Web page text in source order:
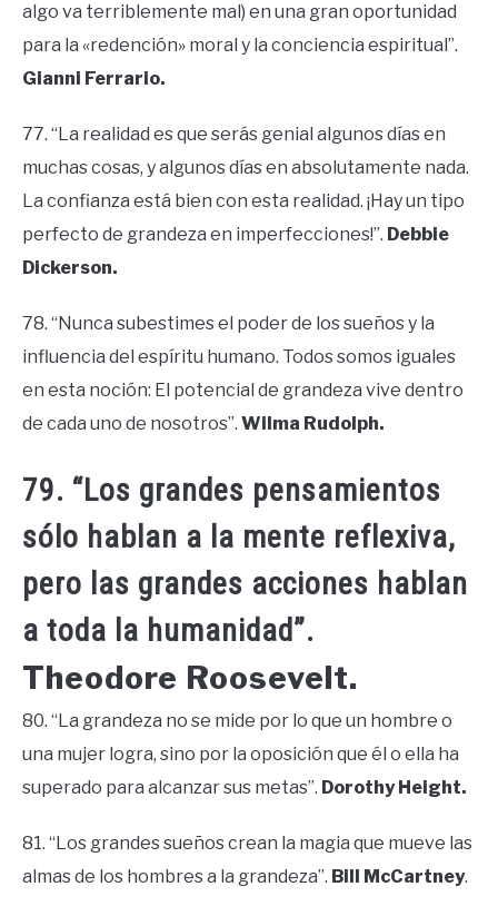
algo va terriblemente mal) en una gran oportunidad
para la «redención» moral y la conciencia espiritual”.
Gianni Ferrario.
77. “La realidad es que serás genial algunos días en
muchas cosas, y algunos días en absolutamente nada.
La confianza está bien con esta realidad. ¡Hay un tipo
perfecto de grandeza en imperfecciones!”. Debbie
Dickerson.
78. “Nunca subestimes el poder de los sueños y la
influencia del espíritu humano. Todos somos iguales
en esta noción: El potencial de grandeza vive dentro
de cada uno de nosotros”. Wilma Rudolph.
79. “Los grandes pensamientos
sólo hablan a la mente reflexiva,
pero las grandes acciones hablan
a toda la humanidad”.
Theodore Roosevelt.
80. “La grandeza no se mide por lo que un hombre o
una mujer logra, sino por la oposición que él o ella ha
superado para alcanzar sus metas”. Dorothy Height.
81. “Los grandes sueños crean la magia que mueve las
almas de los hombres a la grandeza”. Bill McCartney.